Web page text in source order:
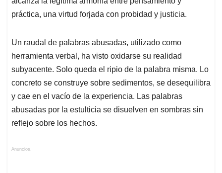
práctica, una virtud forjada con probidad y justicia.
Un raudal de palabras abusadas, utilizado como
herramienta verbal, ha visto oxidarse su realidad
subyacente. Solo queda el ripio de la palabra misma. Lo
concreto se construye sobre sedimentos, se desequilibra
y cae en el vacío de la experiencia. Las palabras
abusadas por la estulticia se disuelven en sombras sin
reflejo sobre los hechos.
Anuncios.